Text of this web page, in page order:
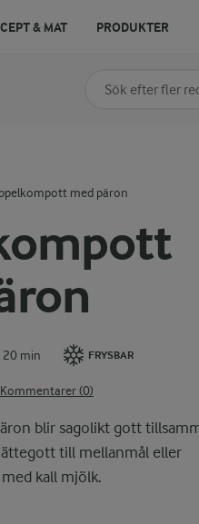
20 min FRYSBAR
Kommentarer (0)
blir sagolikt gott
till mellanmål eller
kall mjölk.
med päron
Sök på kategori
& MAT PRODUKTER